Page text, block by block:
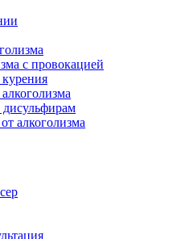
с провокацией
алкоголизма